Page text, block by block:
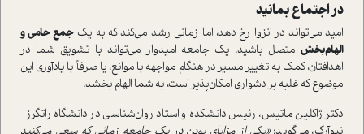
در اجتماع بمانید
امید می‌تواند در انزوا رخ دهد، اما زمانی رشد می‌کند که به یکجمع حامی و
الهام‌بخش متصل باشید. یک جامعه امیدوار می‌تواند با تشویق شما در
اهدافتان، کمک به تغییر مسیر در هنگام مواجهه با موانع، یا صرفاً با یادآوری این
موضوع که غلبه بر دشواری امکان‌پذیر است، به شما الهام بخشد.
دکتر ژاکلین ماتیس، رئیس دانشکده و استاد روان‌شناسی در دانشگاه راتگرز-